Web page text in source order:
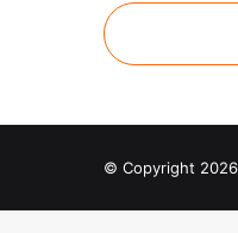
© Copyright